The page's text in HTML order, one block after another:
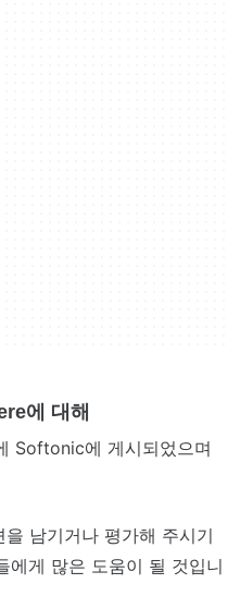
에 대해
Softonic에 게시되었으며
남기거나 평가해 주시기
에게 많은 도움이 될 것입니